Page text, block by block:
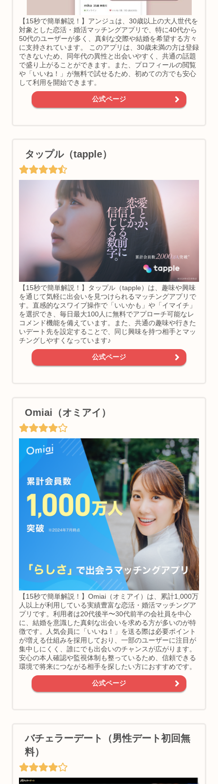
【15秒で簡単解説！】アンジュは、30歳以上の大人世代を
対象とした恋活・婚活マッチングアプリで、特に40代から
50代のユーザーが多く、真剣な交際や結婚を希望する方々
に支持されています。 このアプリは、30歳未満の方は登録
できないため、同年代の異性と出会いやすく、共通の話題
で盛り上がることができます。また、プロフィールの閲覧
や「いいね！」が無料で試せるため、初めての方でも安心
して利用を開始できます。
公式ページ
タップル（tapple）
【15秒で簡単解説！】タップル（tapple）は、趣味や興味
を通じて気軽に出会いを見つけられるマッチングアプリで
す。直感的なスワイプ操作で「いいかも」や「イマイチ」
を選択でき、毎日最大100人に無料でアプローチ可能なレ
コメンド機能を備えています。また、共通の趣味や行きた
いデート先を設定することで、同じ興味を持つ相手とマッ
チングしやすくなっています♪
公式ページ
Omiai（オミアイ）
【15秒で簡単解説！】Omiai（オミアイ）は、累計1,000万
人以上が利用している実績豊富な恋活・婚活マッチングア
プリです。利用者は20代後半〜30代前半の会社員を中心
に、結婚を意識した真剣な出会いを求める方が多いのが特
徴です。人気会員に「いいね！」を送る際は必要ポイント
が増える仕組みを採用しており、一部のユーザーに注目が
集中しにくく、誰にでも出会いのチャンスが広がります。
安心の本人確認や監視体制も整っているため、信頼できる
環境で将来につながる相手を探したい方におすすめです。
公式ページ
バチェラーデート（男性デート初回無
料）